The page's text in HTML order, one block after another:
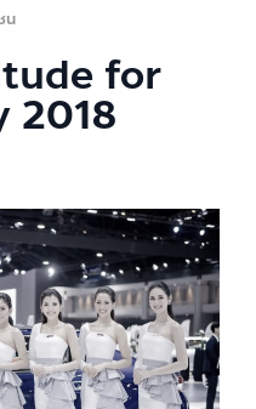
น
for
2018